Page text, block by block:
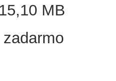
15,10 MB
zadarmo